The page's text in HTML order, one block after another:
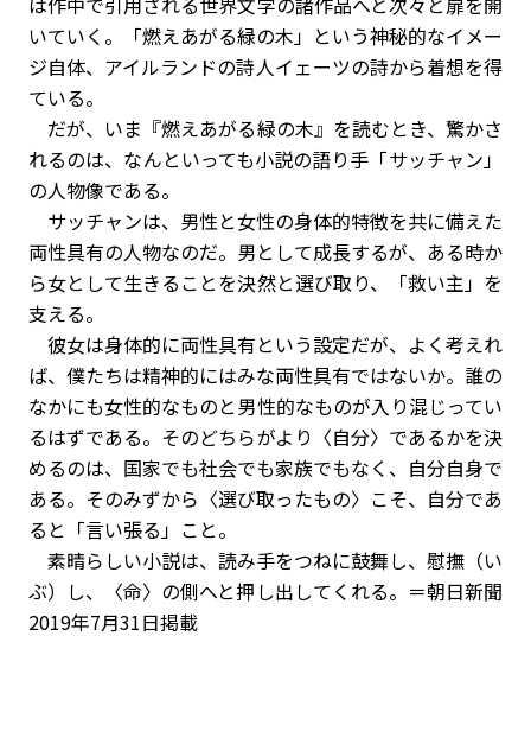
いていく。「燃えあがる緑の木」という神秘的なイメー
ジ自体、アイルランドの詩人イェーツの詩から着想を得
ている。
だが、いま『燃えあがる緑の木』を読むとき、驚かさ
れるのは、なんといっても小説の語り手「サッチャン」
の人物像である。
サッチャンは、男性と女性の身体的特徴を共に備えた
両性具有の人物なのだ。男として成長するが、ある時か
ら女として生きることを決然と選び取り、「救い主」を
支える。
彼女は身体的に両性具有という設定だが、よく考えれ
ば、僕たちは精神的にはみな両性具有ではないか。誰の
なかにも女性的なものと男性的なものが入り混じってい
るはずである。そのどちらがより〈自分〉であるかを決
めるのは、国家でも社会でも家族でもなく、自分自身で
ある。そのみずから〈選び取ったもの〉こそ、自分であ
ると「言い張る」こと。
素晴らしい小説は、読み手をつねに鼓舞し、慰撫（い
ぶ）し、〈命〉の側へと押し出してくれる。 ＝朝日新聞
2019年7月31日掲載